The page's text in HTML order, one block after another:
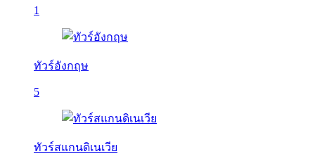
1
ทัวร์อังกฤษ
5
ทัวร์สแกนดิเนเวีย